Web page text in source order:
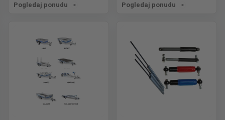
Pogledaj ponudu Pogledaj ponudu